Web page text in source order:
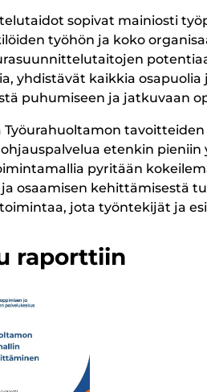
sopivat mainiosti
työhön ja koko
yhdistävät kaikkia osapuolia
puhumiseen ja jatkuvaan
Työurahuoltamon
etenkin
pyritään
osaamisen kehittämisestä
jota työntekijät ja
raporttiin